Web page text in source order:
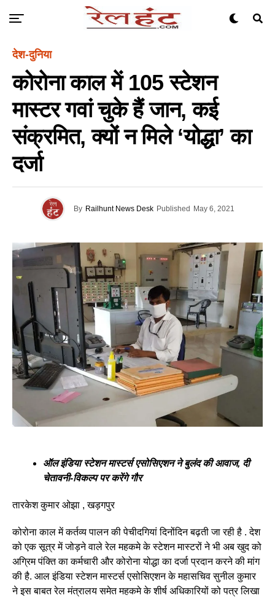
देश-दुनिया
कोरोना काल में 105 स्टेशन
मास्टर गवां चुके हैं जान, कई
संक्रमित, क्यों न मिले ‘योद्धा’ का
दर्जा
By Railhunt News Desk Published May 6, 2021
ऑल इंडिया स्टेशन मास्टर्स एसोसिएशन ने बुलंद की आवाज, दी
चेतावनी-विकल्प पर करेंगे गौर
तारकेश कुमार ओझा , खड़गपुर
कोरोना काल में कर्तव्य पालन की पेचीदगियां दिनोंदिन बढ़ती जा रही है . देश
को एक सूत्र में जोड़ने वाले रेल महकमे के स्टेशन मास्टरों ने भी अब खुद को
अग्रिम पंक्ति का कर्मचारी और कोरोना योद्धा का दर्जा प्रदान करने की मांग
की है. आल इंडिया स्टेशन मास्टर्स एसोसिएशन के महासचिव सुनील कुमार
ने इस बाबत रेल मंत्रालय समेत महकमे के शीर्ष अधिकारियों को पत्र लिखा